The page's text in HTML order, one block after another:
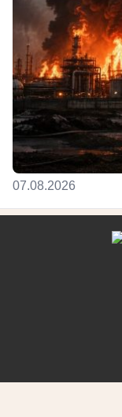
07.08.2026